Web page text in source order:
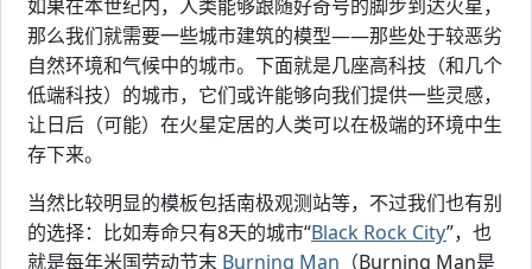
如果在本世纪内，人类能够跟随好奇号的脚步到达火星，
那么我们就需要一些城市建筑的模型——那些处于较恶劣
自然环境和气候中的城市。下面就是几座高科技（和几个
低端科技）的城市，它们或许能够向我们提供一些灵感，
让日后（可能）在火星定居的人类可以在极端的环境中生
存下来。
当然比较明显的模板包括南极观测站等，不过我们也有别
的选择：比如寿命只有8天的城市“Black Rock City”，也
就是每年米国劳动节末 Burning Man （Burning Man是